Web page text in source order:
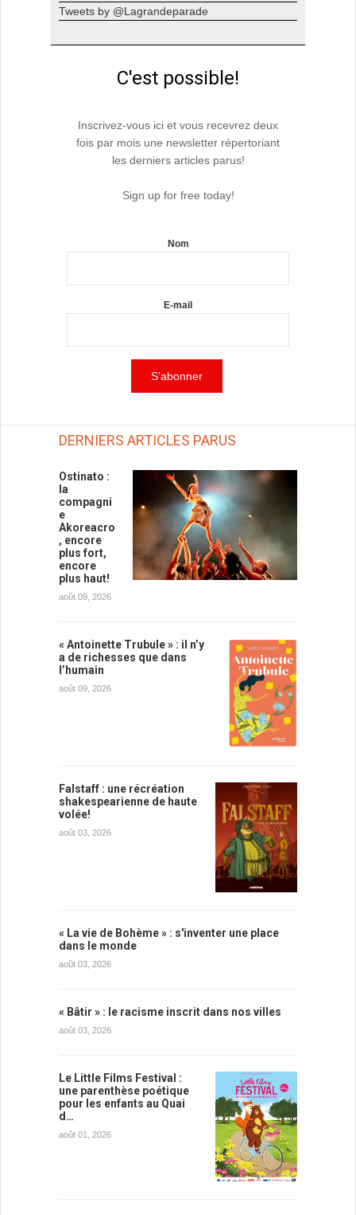
Tweets by @Lagrandeparade
C'est possible!
Inscrivez-vous ici et vous recevrez deux
fois par mois une newsletter répertoriant
les derniers articles parus!
Sign up for free today!
Nom
E-mail
DERNIERS ARTICLES PARUS
Ostinato :
la
compagni
e
Akoreacro
, encore
plus fort,
encore
plus haut!
août 09, 2026
« Antoinette Trubule » : il n’y
a de richesses que dans
l’humain
août 09, 2026
Falstaff : une récréation
shakespearienne de haute
volée!
août 03, 2026
« La vie de Bohème » : s'inventer une place
dans le monde
août 03, 2026
« Bâtir » : le racisme inscrit dans nos villes
août 03, 2026
Le Little Films Festival :
une parenthèse poétique
pour les enfants au Quai
d…
août 01, 2026